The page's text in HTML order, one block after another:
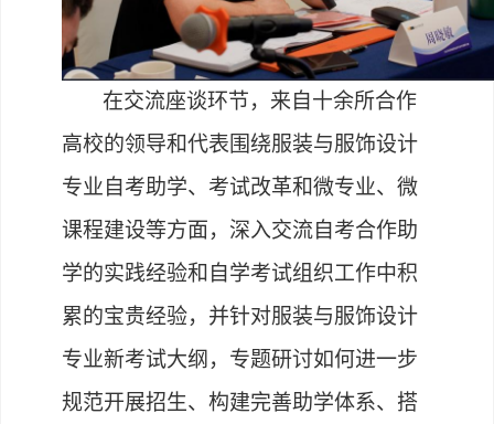
在交流座谈环节，来自十余所合作
高校的领导和代表围绕服装与服饰设计
专业自考助学、考试改革和微专业、微
课程建设等方面，深入交流自考合作助
学的实践经验和自学考试组织工作中积
累的宝贵经验，并针对服装与服饰设计
专业新考试大纲，专题研讨如何进一步
规范开展招生、构建完善助学体系、搭